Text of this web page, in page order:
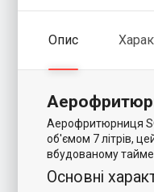
Опис
Аерофритюрниця
об'ємом 7 літрів,
вбудованому
Основні